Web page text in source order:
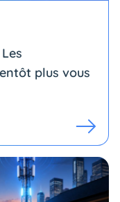
plus vous